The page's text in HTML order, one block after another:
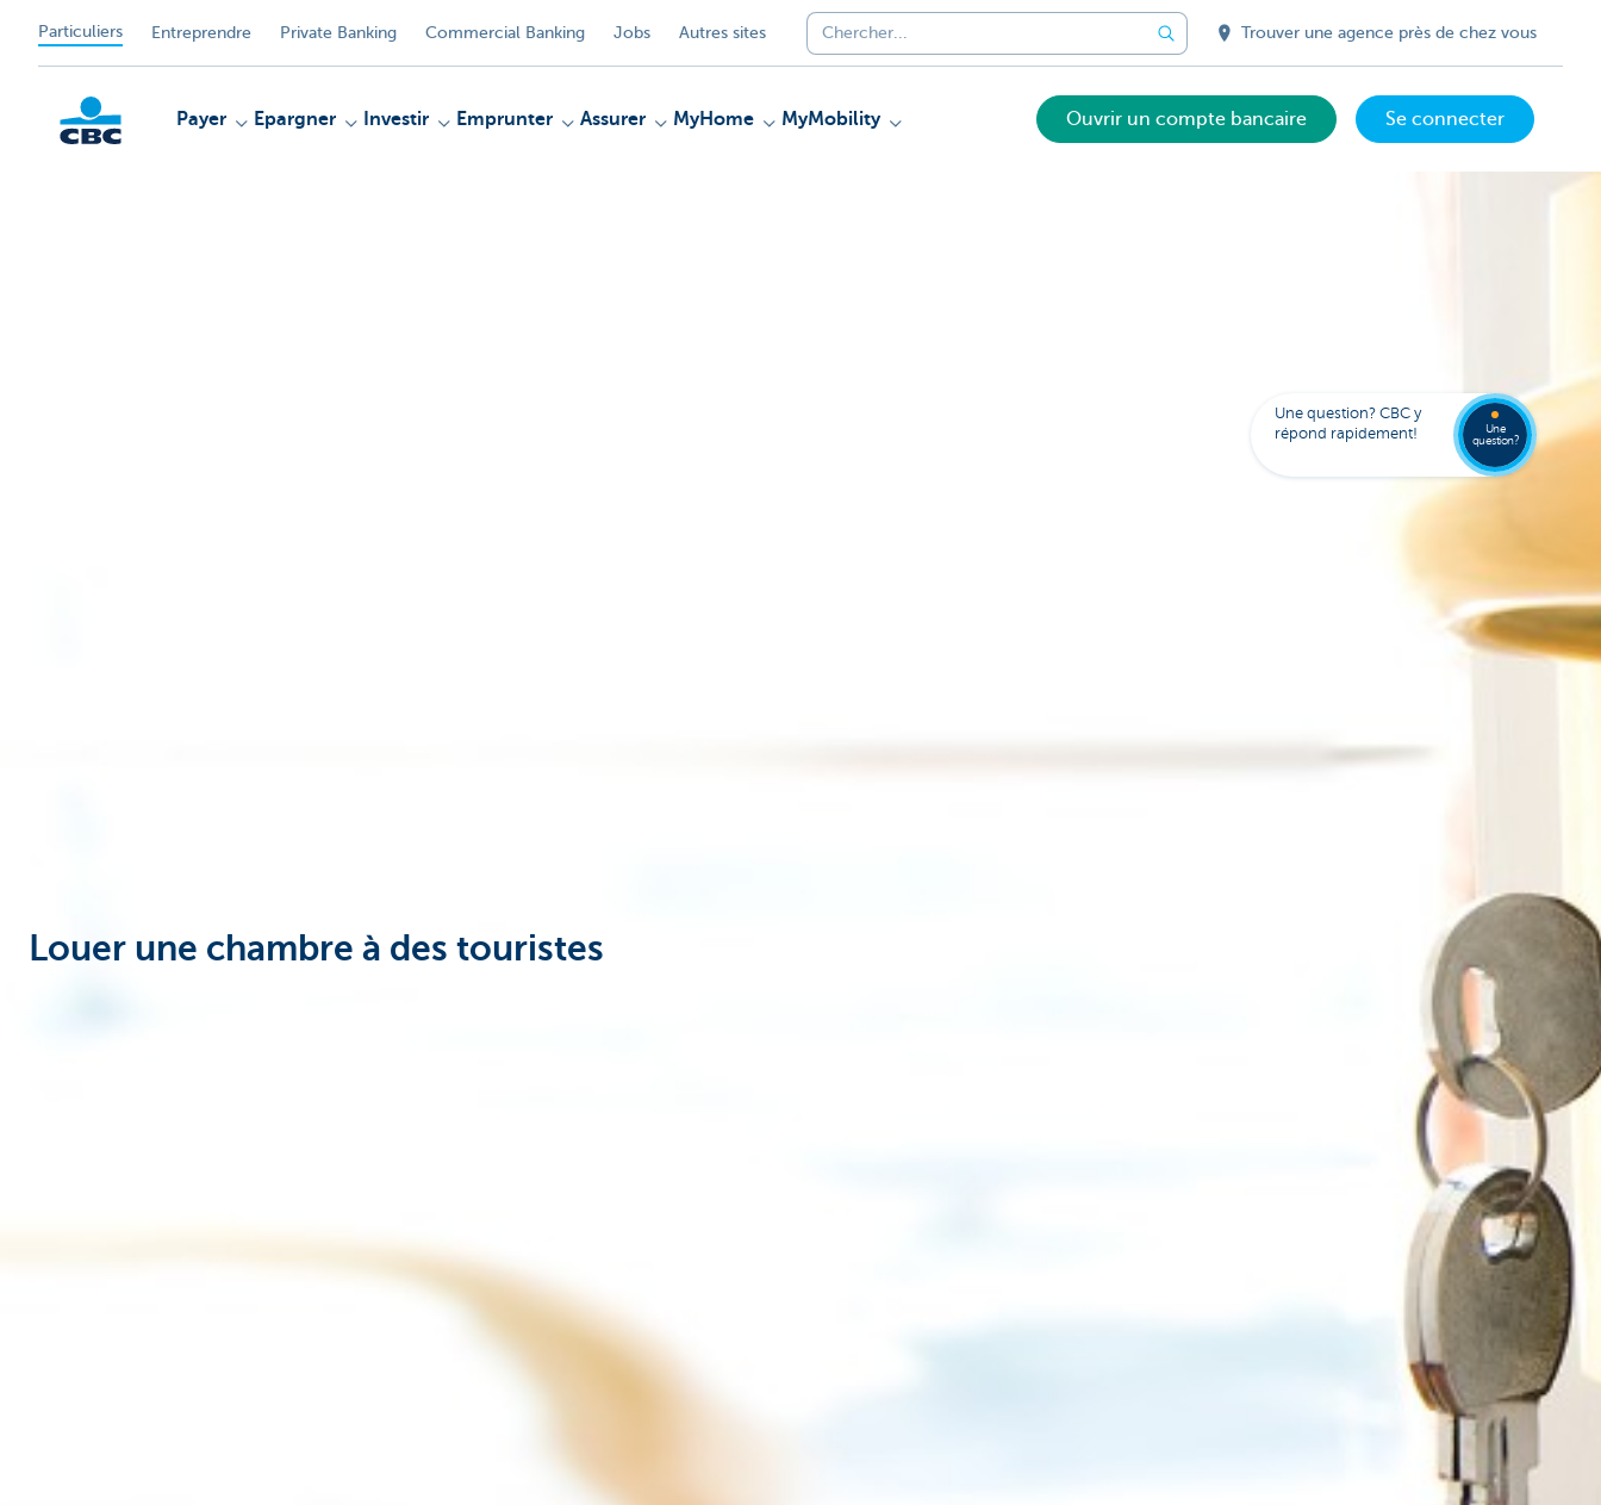
Particuliers Entreprendre Private Banking Commercial Banking Jobs Autres sites Trouver une agence près de chez vous
Payer Epargner Investir Emprunter Assurer MyHome MyMobility Ouvrir un compte bancaire Se connecter
Louer une chambre à des touristes
Une question? CBC y
répond rapidement!
Une
question?
digital
FAQ